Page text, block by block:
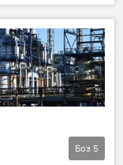
Боз 5